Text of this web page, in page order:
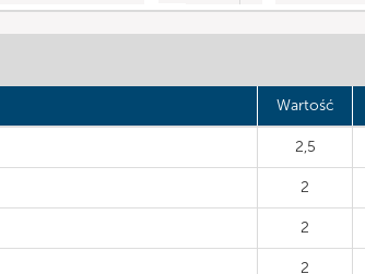
Wartość
2,5
2
2
2